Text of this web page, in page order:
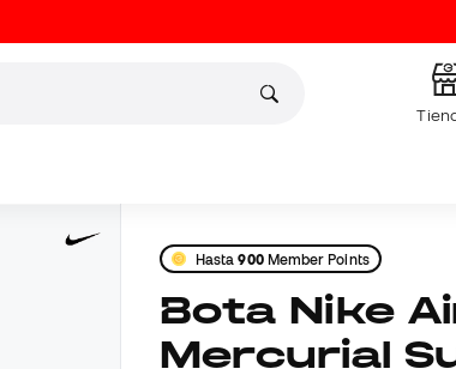
Hasta900Member Points
Bota Nike Air Zoom
Mercurial